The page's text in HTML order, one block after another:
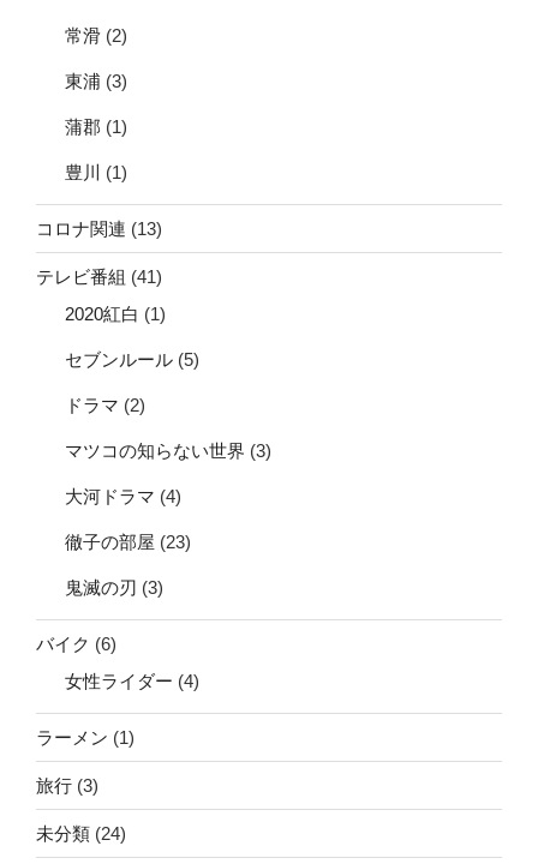
常滑 (2)
東浦 (3)
蒲郡 (1)
豊川 (1)
コロナ関連 (13)
テレビ番組 (41)
2020紅白 (1)
セブンルール (5)
ドラマ (2)
マツコの知らない世界 (3)
大河ドラマ (4)
徹子の部屋 (23)
鬼滅の刃 (3)
バイク (6)
女性ライダー (4)
ラーメン (1)
旅行 (3)
未分類 (24)